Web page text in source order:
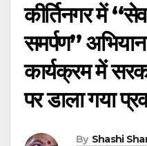
कीर्तिनगर में
समर्पण”
कार्यक्रम में
पर डाला गया
By Shashi